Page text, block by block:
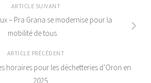
ARTICLE SUIVANT
– Pra Grana se modernise pour la
mobilité de tous
ARTICLE PRÉCÉDENT
horaires pour les déchetteries d’Oron en
2025